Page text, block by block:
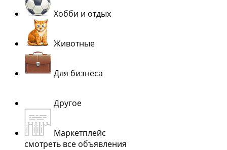
Хобби и отдых
Животные
Для бизнеса
Другое
Маркетплейс
смотреть все объявления